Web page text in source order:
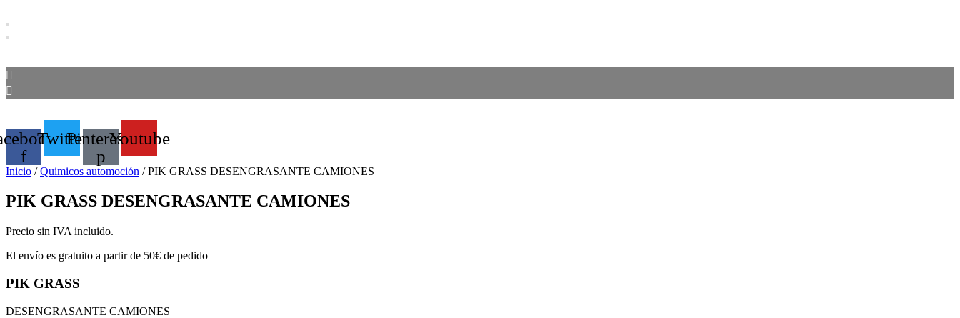
f
TwitterPinterest-
p
Youtube
Inicio /Quimicos automoción / PIK GRASS DESENGRASANTE CAMIONES
PIK GRASS DESENGRASANTE CAMIONES
Precio sin IVA incluido.
El envío es gratuito a partir de 50€ de pedido
PIK GRASS
DESENGRASANTE CAMIONES